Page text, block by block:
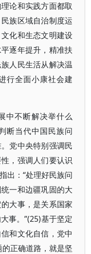
论和实践方面都取
族区域自治制度运
化和生态文明建设
逐年提升，精准扶
人民生活从解决温
行全面小康社会建
中不断解决举什么
断当代中国民族问
党中央特别强调民
，强调人们要认识
出：“处理好民族问
一和边疆巩固的大
大事，是关系国家
事。”(25)基于坚定
和文化自信，党中
正确道路，就是坚